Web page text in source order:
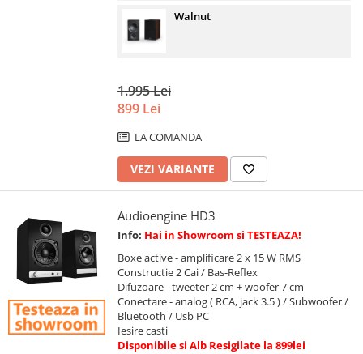
Walnut
1.995 Lei
899 Lei
LA COMANDA
VEZI VARIANTE
Audioengine HD3
Info: Hai in Showroom si TESTEAZA!
Boxe active - amplificare 2 x 15 W RMS
Constructie 2 Cai / Bas-Reflex
Difuzoare - tweeter 2 cm + woofer 7 cm
Conectare - analog ( RCA, jack 3.5 ) / Subwoofer /
Bluetooth / Usb PC
Iesire casti
Disponibile si Alb Resigilate la 899lei